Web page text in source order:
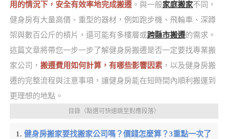
用的情況下，安全有效率地完成搬遷。與一般家庭搬家不同，
健身房有大量高價、重型的器材，例如跑步機、飛輪車、深蹲
架與數百公斤的槓片，還可能有多樓層或跨縣市搬遷的需求。
這篇文章將帶您一步一步了解健身房搬遷是否一定要找專業搬
家公司， 搬遷費用如何計算，有哪些影響因素，以及健身房搬
遷的完整流程與注意事項，讓健身房能在短時間內順利搬運到
更理想的地點。
目錄（點選可快速跳至對應段落）
健身房搬家要找搬家公司嗎？價錢怎麼算？3重點一次了